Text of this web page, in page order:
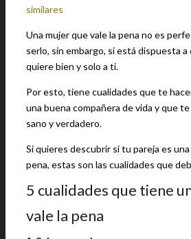
similares
Una mujer que vale la pena no es
serlo, sin embargo, sí está dispuesta
quiere bien y solo a ti.
Por esto, tiene cualidades que te
una buena compañera de vida y que
sano y verdadero.
Si quieres descubrir si tu pareja es
pena, estas son las cualidades que
5 cualidades que tiene
vale la pena